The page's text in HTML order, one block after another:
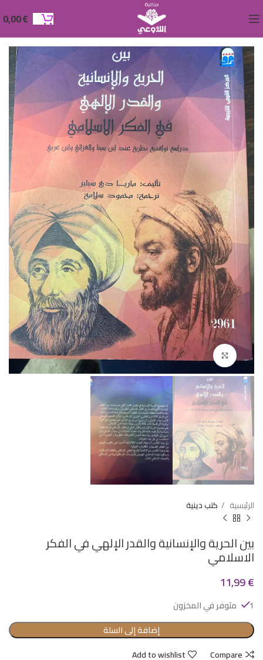
0,00€
Click to enlarge
الرئيسية كتب دينية
بين الحرية والإنسانية والقدر الإلهي في الفكر
الاسلامي
11,99€
1 متوفر في المخزون
إضافة إلى السلة
Compare
Add to wishlist